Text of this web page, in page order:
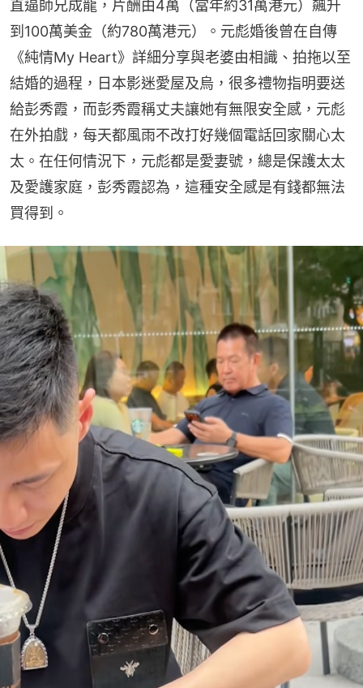
直逼師兄成龍，片酬由4萬（當年約31萬港元）飆升
到100萬美金（約780萬港元）。元彪婚後曾在自傳
《純情My Heart》詳細分享與老婆由相識、拍拖以至
結婚的過程，日本影迷愛屋及烏，很多禮物指明要送
給彭秀霞，而彭秀霞稱丈夫讓她有無限安全感，元彪
在外拍戲，每天都風雨不改打好幾個電話回家關心太
太。在任何情況下，元彪都是愛妻號，總是保護太太
及愛護家庭，彭秀霞認為，這種安全感是有錢都無法
買得到。